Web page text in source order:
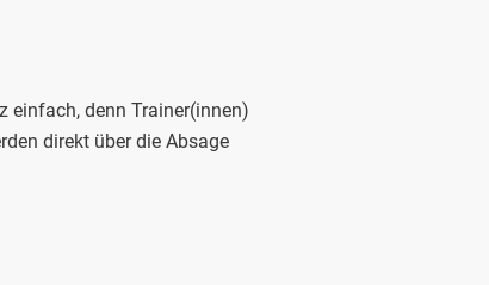
einfach, denn Trainer(innen)
direkt über die Absage